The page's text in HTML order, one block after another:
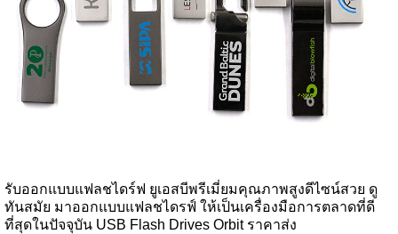
รับออกแบบแฟลชไดร์ฟ ยูเอสบีพรีเมี่ยมคุณภาพสูงดีไซน์สวย ดู
ทันสมัย มาออกแบบแฟลชไดรฟ์ ให้เป็นเครื่องมือการตลาดที่ดี
ที่สุดในปัจจุบัน USB Flash Drives Orbit ราคาส่ง